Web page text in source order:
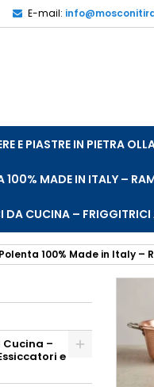
E-mail:
E PIASTRE IN PIETRA
100% MADE IN ITALY –
DA CUCINA –
100% Made in Italy –
–
e